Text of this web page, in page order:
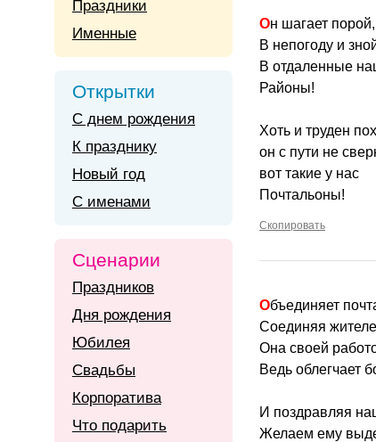
Он шагает порой,
В непогоду и
В отдаленные
Районы!
Хоть и труден
он с пути не
вот такие у нас
Почтальоны!
Скопировать
Объединяет
Соединяя
Она своей
Ведь облегчает
И поздравляя
Желаем ему
Праздники
Именные
Открытки
С днем рождения
К празднику
Новый год
С именами
Сценарии
Праздников
Дня рождения
Юбилея
Свадьбы
Корпоратива
Что подарить